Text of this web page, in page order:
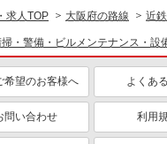
求人TOP 大阪府の路線 近
・警備・ビルメンテナンス・設
希望のお客様へ よくあ
問い合わせ 利用